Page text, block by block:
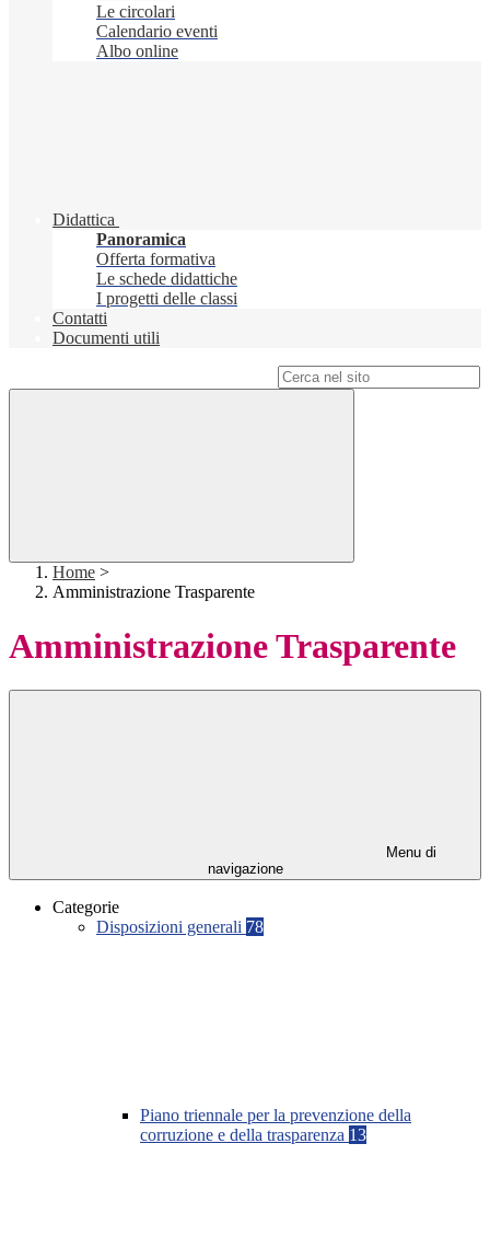
Le circolari
Calendario eventi
Albo online
Didattica
Panoramica
Offerta formativa
Le schede didattiche
I progetti delle classi
Contatti
Documenti utili
Home >
Amministrazione Trasparente
Amministrazione Trasparente
Menu di
navigazione
Categorie
Disposizioni generali 78
Piano triennale per la prevenzione della
corruzione e della trasparenza 13